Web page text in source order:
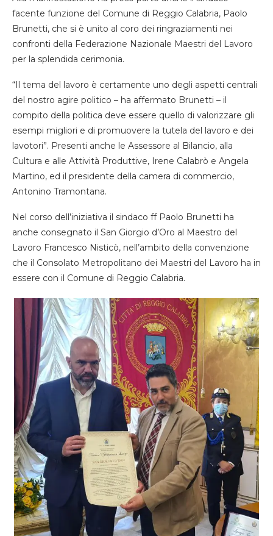
facente funzione del Comune di Reggio Calabria, Paolo
Brunetti, che si è unito al coro dei ringraziamenti nei
confronti della Federazione Nazionale Maestri del Lavoro
per la splendida cerimonia.
“Il tema del lavoro è certamente uno degli aspetti centrali
del nostro agire politico – ha affermato Brunetti – il
compito della politica deve essere quello di valorizzare gli
esempi migliori e di promuovere la tutela del lavoro e dei
lavotori”. Presenti anche le Assessore al Bilancio, alla
Cultura e alle Attività Produttive, Irene Calabrò e Angela
Martino, ed il presidente della camera di commercio,
Antonino Tramontana.
Nel corso dell’iniziativa il sindaco ff Paolo Brunetti ha
anche consegnato il San Giorgio d’Oro al Maestro del
Lavoro Francesco Nisticò, nell’ambito della convenzione
che il Consolato Metropolitano dei Maestri del Lavoro ha in
essere con il Comune di Reggio Calabria.